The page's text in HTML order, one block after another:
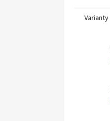
Varianty